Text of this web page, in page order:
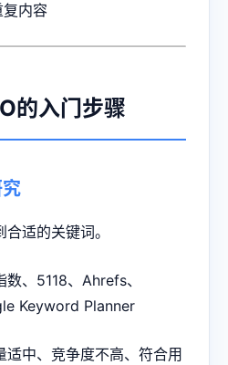
内容
的入门步骤
适的关键词。
数、5118、Ahrefs、
Keyword Planner
适中、竞争度不高、符合用